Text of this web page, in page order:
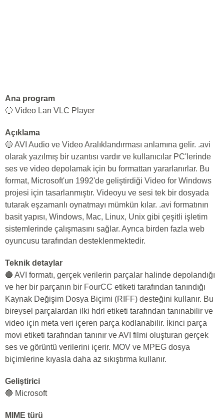
Ana program
🔵 Video Lan VLC Player
Açıklama
🔵 AVI Audio ve Video Aralıklandırması anlamına gelir. .avi
olarak yazılmış bir uzantısı vardır ve kullanıcılar PC'lerinde
ses ve video depolamak için bu formattan yararlanırlar. Bu
format, Microsoft'un 1992'de geliştirdiği Video for Windows
projesi için tasarlanmıştır. Videoyu ve sesi tek bir dosyada
tutarak eşzamanlı oynatmayı mümkün kılar. .avi formatının
basit yapısı, Windows, Mac, Linux, Unix gibi çeşitli işletim
sistemlerinde çalışmasını sağlar. Ayrıca birden fazla web
oyuncusu tarafından desteklenmektedir.
Teknik detaylar
🔵 AVI formatı, gerçek verilerin parçalar halinde depolandığı
ve her bir parçanın bir FourCC etiketi tarafından tanındığı
Kaynak Değişim Dosya Biçimi (RIFF) desteğini kullanır. Bu
bireysel parçalardan ilki hdrl etiketi tarafından tanınabilir ve
video için meta veri içeren parça kodlanabilir. İkinci parça
movi etiketi tarafından tanınır ve AVI filmi oluşturan gerçek
ses ve görüntü verilerini içerir. MOV ve MPEG dosya
biçimlerine kıyasla daha az sıkıştırma kullanır.
Geliştirici
🔵 Microsoft
MIME türü